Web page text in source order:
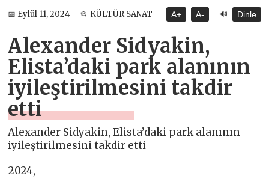
📅 Eylül 11, 2024 📂 KÜLTÜR SANAT A+ A- 🔊 Dinle
Alexander Sidyakin,
Elista’daki park alanının
iyileştirilmesini takdir
etti
Alexander Sidyakin, Elista’daki park alanının
iyileştirilmesini takdir etti
2024,